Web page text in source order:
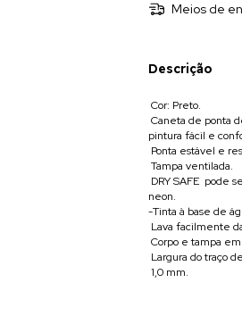
Meios de
Descrição
 Cor: Preto.
 Caneta de
pintura fácil e
 Ponta estável e
 Tampa ventilada.
 DRY SAFE 
neon.
-Tinta à base de
 Lava facilmente
 Corpo e tampa
 Largura do traço
 1,0 mm.